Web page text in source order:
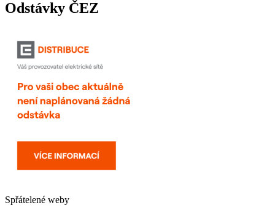
Odstávky ČEZ
Spřátelené weby